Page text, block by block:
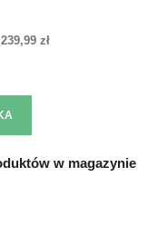
239,99 zł
w magazynie